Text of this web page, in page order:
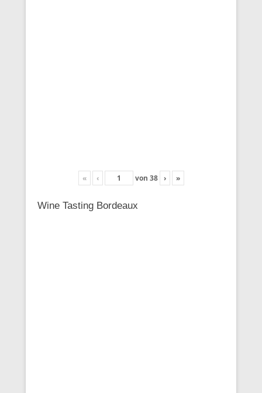
« ‹ von 38 › »
Wine Tasting Bordeaux